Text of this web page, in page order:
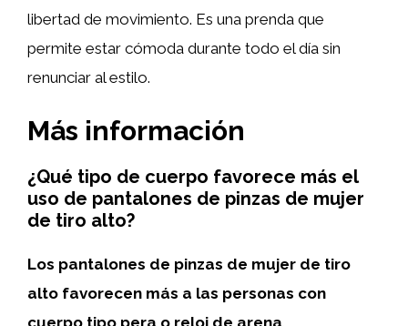
libertad de movimiento. Es una prenda que
permite estar cómoda durante todo el día sin
renunciar al estilo.
Más información
¿Qué tipo de cuerpo favorece más el
uso de pantalones de pinzas de mujer
de tiro alto?
Los pantalones de pinzas de mujer de tiro
alto favorecen más a las personas con
cuerpo tipo pera o reloj de arena.